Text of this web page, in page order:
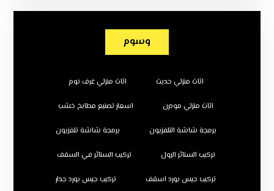
وسوم
اثاث منزلي حديث اثاث منزلي غرف نوم
اثاث منزلي مودرن اسعار تصنيع مطابخ خشب
برمجة شاشة التلفزيون برمجة شاشة تلفزيون
تركيب الستائر الرول تركيب الستائر في السقف
تركيب جبس بورد اسقف تركيب جبس بورد جدار